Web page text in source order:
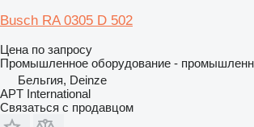
Busch RA 0305 D 502
Цена по запросу
Промышленное оборудование -
Бельгия, Deinze
APT International
Связаться с продавцом